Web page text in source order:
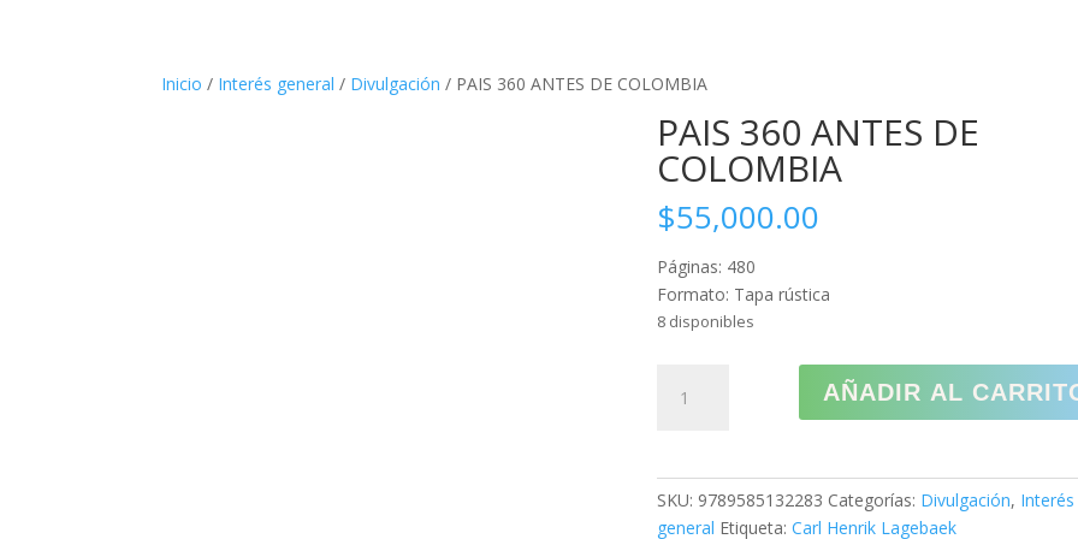
Inicio / Interés general / Divulgación / PAIS 360 ANTES DE COLOMBIA
PAIS 360 ANTES DE
COLOMBIA
$55,000.00
Páginas: 480
Formato: Tapa rústica
8 disponibles
360
cantidad
AÑADIR AL
SKU: 9789585132283 Categorías: Divulgación, Interés
general Etiqueta:Carl Henrik Lagebaek